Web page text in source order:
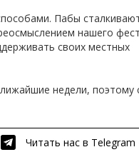
Пабы
нашего
своих местных
недели, поэтому
Читать нас в Telegram